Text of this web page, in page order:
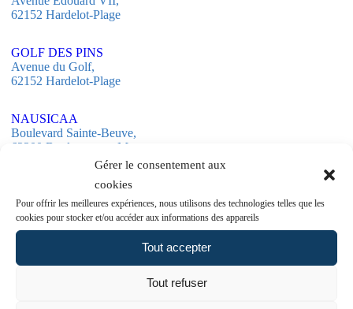
Gérer le consentement aux
cookies
Pour offrir les meilleures expériences, nous utilisons des technologies telles que les
cookies pour stocker et/ou accéder aux informations des appareils
Tout accepter
Tout refuser
62152 Hardelot-Plage
GOLF DES PINS
Avenue du Golf,
62152 Hardelot-Plage
NAUSICAA
Boulevard Sainte-Beuve,
62200 Boulogne-sur-Mer
CHAR À VOILE
Base Nautique Sud,
Avenue du Général de Gaulle,
62152 Neufchâtel-Hardelot
EQUITATION